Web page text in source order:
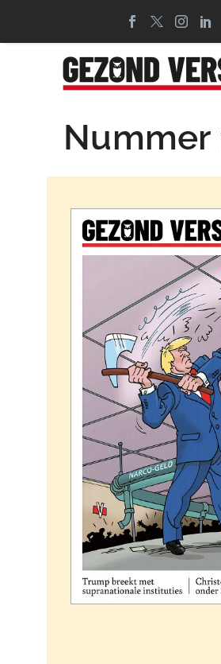
Nummer